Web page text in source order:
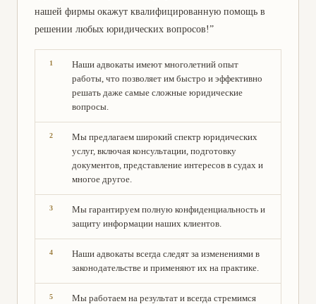
нашей фирмы окажут квалифицированную помощь в
решении любых юридических вопросов!”
Наши адвокаты имеют многолетний опыт
работы, что позволяет им быстро и эффективно
решать даже самые сложные юридические
вопросы.
Мы предлагаем широкий спектр юридических
услуг, включая консультации, подготовку
документов, представление интересов в судах и
многое другое.
Мы гарантируем полную конфиденциальность и
защиту информации наших клиентов.
Наши адвокаты всегда следят за изменениями в
законодательстве и применяют их на практике.
Мы работаем на результат и всегда стремимся